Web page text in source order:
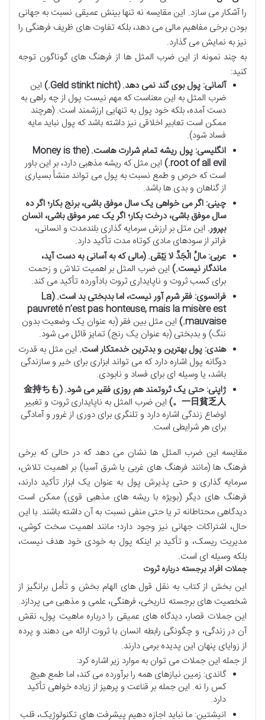
را آشکار می سازد. این مقایسه نه تنها بینش عمیقی نسبت به جهانی
بودن برخی مفاهیم مالی می دهد، بلکه تفاوت های ظریف فرهنگی را
نیز به نمایش می گذارد.
به چند نمونه از این ضرب المثل ها از فرهنگ های گوناگون توجه
کنید:
آلمانی: پول بوی گند نمی دهد. (Geld stinkt nicht.)
این
ضرب المثل به این معناست که مهم نیست پول از چه راهی به
دست آمده، بلکه خود پول به تنهایی ارزشمند است. (هرچند
ممکن است تعابیر اخلاقی نیز داشته باشد که پول نباید مایه
فساد شود).
انگلیسی: پول ریشه تمام شرارت هاست. (Money is the
root of all evil.) این مثل که ریشه مذهبی دارد، بر این باور
است که حرص و طمع نسبت به پول می تواند منشأ بسیاری
از گناهان و بدی ها باشد.
چینی: اگر می خواهی یک سال موفق باشی، برنج بکار؛ اگر ده
سال موفق باشی، درخت بکار؛ اگر یک عمر موفق باشی، انسان
بپرور. این مثل بر ارزش سرمایه گذاری بلندمدت و انسانی،
فراتر از سودهای مادی کوتاه مدت تأکید دارد.
عربی: مالُ الْجَدِّ لا یَبْقى. (مالی که به آسانی به دست آید،
ماندگار نیست.) این ضرب المثل بر اهمیت تلاش و زحمت
برای کسب ثروت و ناپایداری ثروت بادآورده تأکید می کند.
فرانسوی: فقر شرم آور نیست، اما بدبختی بد است. (La
pauvreté n’est pas honteuse, mais la misère est
mauvaise.) این مثل بین فقر (به عنوان یک وضعیت بدون
ننگ) و بدبختی (به عنوان یک رنج) تمایز قائل می شود.
هندی: پول بهترین و بدترین خدمتکار است. این مثل به قدرت
دوگانه پول اشاره دارد که می تواند ابزاری برای خیر و سازندگی
باشد، یا وسیله ای برای فساد و نابودی.
ژاپنی: حتی یک ثروتمند هم روزی فقیر می شود. (金持ちも
一日貧乏人。)
این ضرب المثل به ناپایداری ثروت و تغییر
اوضاع زندگی اشاره دارد و تلنگری برای دوری از غرور و آمادگی
برای هر شرایطی است.
مقایسه این ضرب المثل ها نشان می دهد که در حالی که برخی
فرهنگ ها (مانند فرهنگ های غربی یا شرق آسیا) بر اهمیت تلاش،
سرمایه گذاری و حتی پذیرش پول به عنوان یک ابزار تأکید دارند،
فرهنگ های دیگر (بویژه با ریشه های مذهبی قوی) ممکن است
دیدگاهی محتاطانه تر یا حتی منفی نسبت به آن داشته باشند. با این
حال، اشتراکات جهانی نیز وجود دارد؛ مانند اهمیت سخت کوشی،
مدیریت ریسک، و تأکید بر اینکه پول به خودی خود هدف نیست،
بلکه وسیله ای است.
جملات افراد برجسته درباره ثروت
این بخش از کتاب به نقل قول های الهام بخش و تأمل برانگیز از
شخصیت های برجسته تاریخی، فرهنگی، علمی و مذهبی می پردازد.
این جملات قصار، دیدگاه های عمیقی را درباره ماهیت پول، نقش
آن در زندگی، و چگونگی رابطه انسان با ثروت ارائه می دهند و پرده
از زوایای پنهان این پدیده برمی دارند.
از جمله این جملات می توان به موارد زیر اشاره کرد:
گاندی: زمین نیازهای همه را برآورده می کند، اما طمع هیچ
کس را نه. این جمله بر قناعت و پرهیز از زیاده خواهی تأکید
دارد.
انیشتین: ما نباید اجازه دهیم پیشرفت های تکنولوژیک، قلب